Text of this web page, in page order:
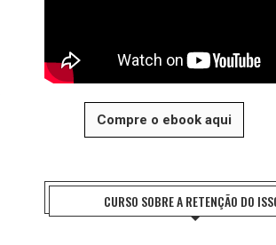
Compre o ebook aqui
CURSO SOBRE A RETENÇÃO DO